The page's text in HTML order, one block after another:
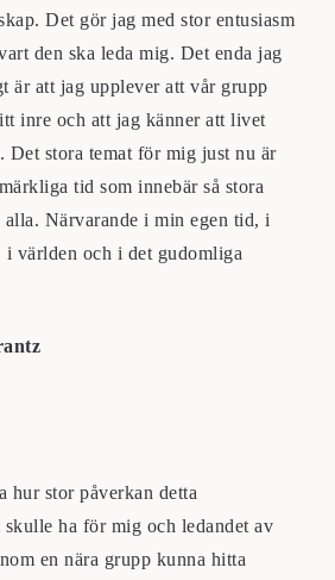
Det gör jag med stor entusiasm
den ska leda mig. Det enda jag
är att jag upplever att vår grupp
inre och att jag känner att livet
Det stora temat för mig just nu är
tid som innebär så stora
Närvarande i min egen tid, i
i världen och i det gudomliga
hur stor påverkan detta
ha för mig och ledandet av
en nära grupp kunna hitta